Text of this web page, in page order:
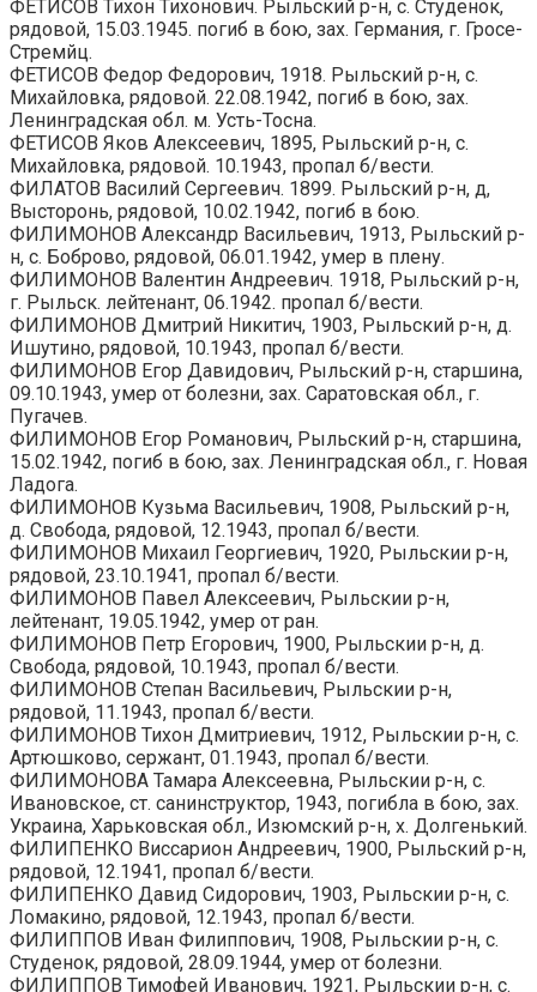
ФЕТИСОВ Тихон Тихонович. Рыльский р-н, с. Студенок,
рядовой, 15.03.1945. погиб в бою, зах. Германия, г. Гросе-
Стремйц.
ФЕТИСОВ Федор Федорович, 1918. Рыльский р-н, с.
Михайловка, рядовой. 22.08.1942, погиб в бою, зах.
Ленинградская обл. м. Усть-Тосна.
ФЕТИСОВ Яков Алексеевич, 1895, Рыльский р-н, с.
Михайловка, рядовой. 10.1943, пропал б/вести.
ФИЛАТОВ Василий Сергеевич. 1899. Рыльский р-н, д,
Высторонь, рядовой, 10.02.1942, погиб в бою.
ФИЛИМОНОВ Александр Васильевич, 1913, Рыльский р-
н, с. Боброво, рядовой, 06.01.1942, умер в плену.
ФИЛИМОНОВ Валентин Андреевич. 1918, Рыльский р-н,
г. Рыльск. лейтенант, 06.1942. пропал б/вести.
ФИЛИМОНОВ Дмитрий Никитич, 1903, Рыльский р-н, д.
Ишутино, рядовой, 10.1943, пропал б/вести.
ФИЛИМОНОВ Егор Давидович, Рыльский р-н, старшина,
09.10.1943, умер от болезни, зах. Саратовская обл., г.
Пугачев.
ФИЛИМОНОВ Егор Романович, Рыльский р-н, старшина,
15.02.1942, погиб в бою, зах. Ленинградская обл., г. Новая
Ладога.
ФИЛИМОНОВ Кузьма Васильевич, 1908, Рыльский р-н,
д. Свобода, рядовой, 12.1943, пропал б/вести.
ФИЛИМОНОВ Михаил Георгиевич, 1920, Рыльскии р-н,
рядовой, 23.10.1941, пропал б/вести.
ФИЛИМОНОВ Павел Алексеевич, Рыльскии р-н,
лейтенант, 19.05.1942, умер от ран.
ФИЛИМОНОВ Петр Егорович, 1900, Рыльскии р-н, д.
Свобода, рядовой, 10.1943, пропал б/вести.
ФИЛИМОНОВ Степан Васильевич, Рыльскии р-н,
рядовой, 11.1943, пропал б/вести.
ФИЛИМОНОВ Тихон Дмитриевич, 1912, Рыльскии р-н, с.
Артюшково, сержант, 01.1943, пропал б/вести.
ФИЛИМОНОВА Тамара Алексеевна, Рыльскии р-н, с.
Ивановское, ст. санинструктор, 1943, погибла в бою, зах.
Украина, Харьковская обл., Изюмский р-н, х. Долгенький.
ФИЛИПЕНКО Виссарион Андреевич, 1900, Рыльский р-н,
рядовой, 12.1941, пропал б/вести.
ФИЛИПЕНКО Давид Сидорович, 1903, Рыльскии р-н, с.
Ломакино, рядовой, 12.1943, пропал б/вести.
ФИЛИППОВ Иван Филиппович, 1908, Рыльскии р-н, с.
Студенок, рядовой, 28.09.1944, умер от болезни.
ФИЛИППОВ Тимофей Иванович, 1921, Рыльскии р-н, с.